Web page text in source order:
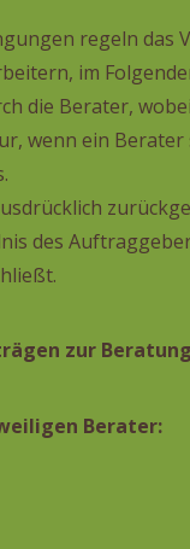
regeln
im
die Berater,
wenn ein
des
zur
Berater: